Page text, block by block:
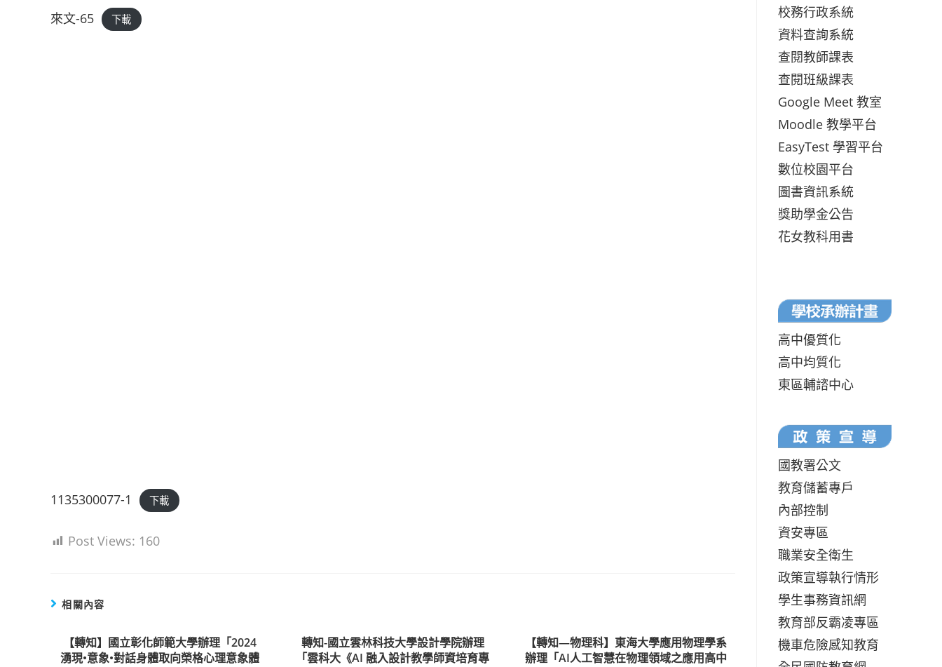
來文-65 下載
1135300077-1 下載
Post Views: 160
相關內容
【轉知】國立彰化師範大學辦理「2024
湧現•意象•對話身體取向榮格心理意象體
轉知-國立雲林科技大學設計學院辦理
「雲科大《AI 融入設計教學師資培育專
【轉知—物理科】東海大學應用物理學系
辦理「AI人工智慧在物理領域之應用高中
校務行政系統
資料查詢系統
查閱教師課表
查閱班級課表
Google Meet 教室
Moodle 教學平台
EasyTest 學習平台
數位校園平台
圖書資訊系統
獎助學金公告
花女教科用書
高中優質化
高中均質化
東區輔諮中心
國教署公文
教育儲蓄專戶
內部控制
資安專區
職業安全衛生
政策宣導執行情形
學生事務資訊網
教育部反霸凌專區
機車危險感知教育